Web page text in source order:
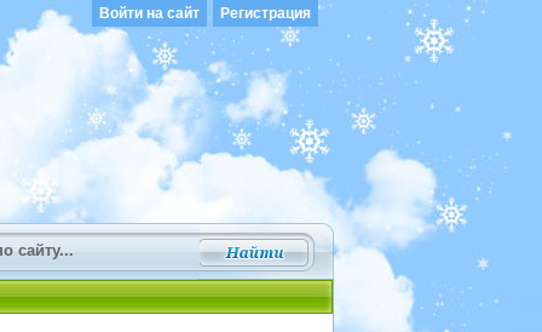
Войти на сайт Регистрация